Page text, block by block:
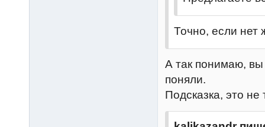
color,
end
end
self
    public:refresh()
return
Точно, если нет
А так понимаю, вы
поняли.
Подсказка, это